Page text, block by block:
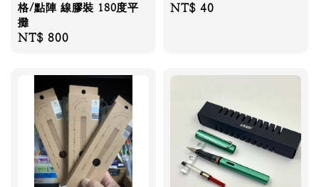
格/點陣 線膠裝 180度平
攤
Regular
NT$ 800
Regular
NT$ 40